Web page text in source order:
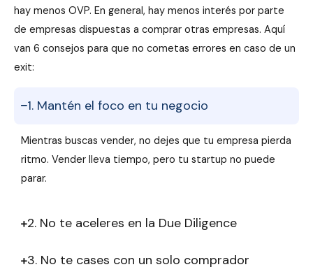
hay menos OVP. En general, hay menos interés por parte
de empresas dispuestas a comprar otras empresas. Aquí
van 6 consejos para que no cometas errores en caso de un
exit:
1. Mantén el foco en tu negocio
Mientras buscas vender, no dejes que tu empresa pierda
ritmo. Vender lleva tiempo, pero tu startup no puede
parar.
2. No te aceleres en la Due Diligence
3. No te cases con un solo comprador